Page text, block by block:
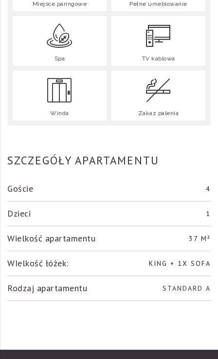
Miejsce paringowe Pełne umeblowanie
Spa TV kablowa
Winda Zakaz palenia
SZCZEGÓŁY APARTAMENTU
Goście 4
Dzieci 1
Wielkość apartamentu 37 M²
WIelkość łóżek: KING + 1X SOFA
Rodzaj apartamentu STANDARD A